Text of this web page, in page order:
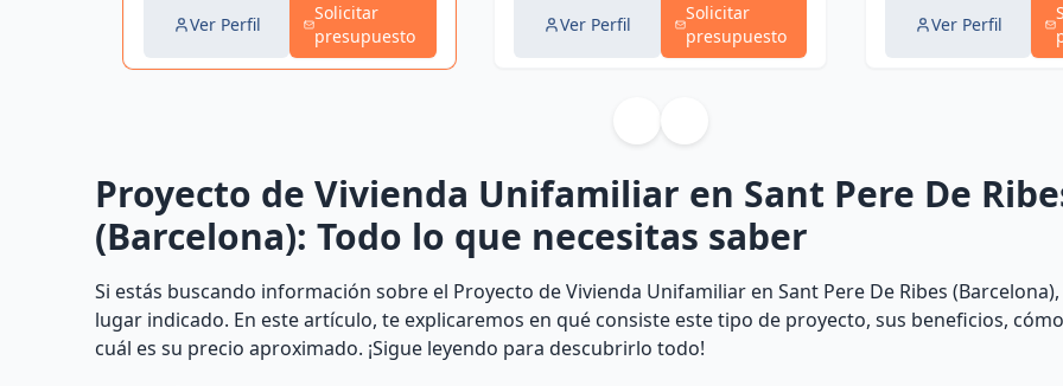
Ver Perfil
Solicitar
presupuesto
Ver Perfil
Solicitar
presupuesto
Ver Perfil
Proyecto de Vivienda Unifamiliar en Sant Pere De
(Barcelona): Todo lo que necesitas saber
Si estás buscando información sobre el Proyecto de Vivienda Unifamiliar en Sant Pere De Ribes
lugar indicado. En este artículo, te explicaremos en qué consiste este tipo de proyecto, sus beneficios,
cuál es su precio aproximado. ¡Sigue leyendo para descubrirlo todo!